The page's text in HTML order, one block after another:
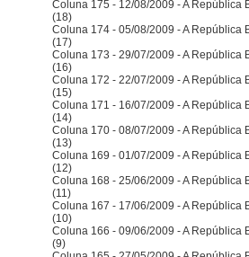
Coluna 175 - 12/08/2009 - A República
(18)
Coluna 174 - 05/08/2009 - A República
(17)
Coluna 173 - 29/07/2009 - A República
(16)
Coluna 172 - 22/07/2009 - A República
(15)
Coluna 171 - 16/07/2009 - A República
(14)
Coluna 170 - 08/07/2009 - A República
(13)
Coluna 169 - 01/07/2009 - A República
(12)
Coluna 168 - 25/06/2009 - A República
(11)
Coluna 167 - 17/06/2009 - A República
(10)
Coluna 166 - 09/06/2009 - A República
(9)